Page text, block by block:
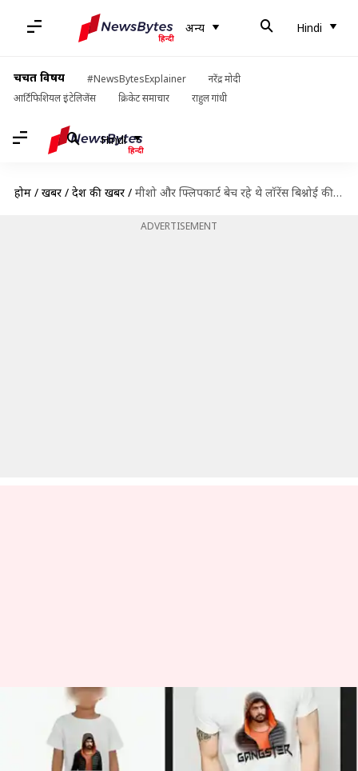
अन्य Hindi
चर्चित विषय #NewsBytesExplainer
नरेंद्र मोदी
आर्टिफिशियल इंटेलिजेंस
क्रिकेट समाचार राहुल गांधी
Hindi
होम / खबरें / देश की खबरें / मीशो और फ्लिपकार्ट बेच रहे थे लॉरेंस बिश्नोई की तस्वीर वाली टी-शर्ट, विवाद के बाद हटाया
ADVERTISEMENT
मीशो और फ्लिपकार्ट बेच रहे थे
लॉरेंस बिश्नोई की तस्वीर वाली टी-शर्ट,
विवाद के बाद हटाया